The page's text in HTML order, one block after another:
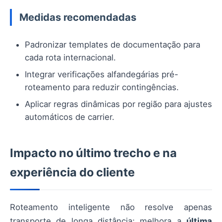
Medidas recomendadas
Padronizar templates de documentação para
cada rota internacional.
Integrar verificações alfandegárias pré-
roteamento para reduzir contingências.
Aplicar regras dinâmicas por região para ajustes
automáticos de carrier.
Impacto no último trecho e na
experiência do cliente
Roteamento inteligente não resolve apenas